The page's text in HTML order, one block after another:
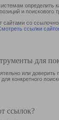
определить
и поискового
со
ссылки
для
или
конкретного
ссылок?